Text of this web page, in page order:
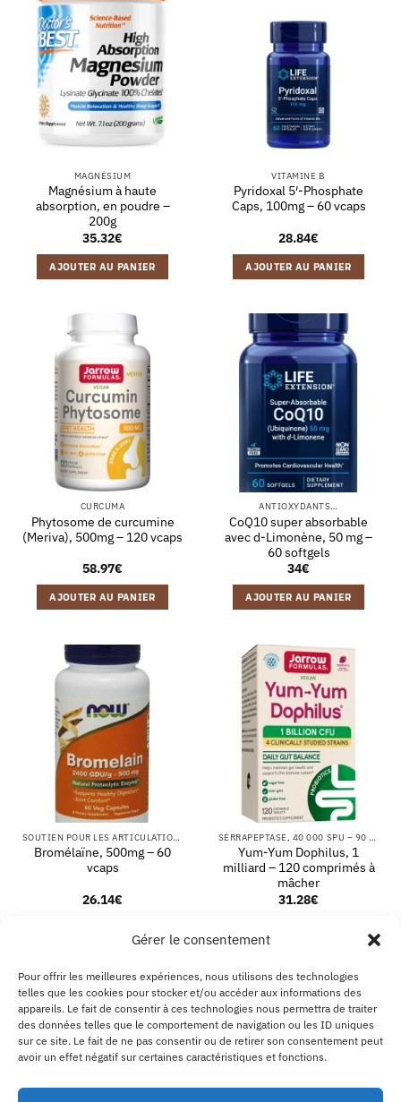
Gérer le consentement
Pour offrir les meilleures expériences, nous utilisons des technologies
telles que les cookies pour stocker et/ou accéder aux informations des
appareils. Le fait de consentir à ces technologies nous permettra de traiter
des données telles que le comportement de navigation ou les ID uniques
sur ce site. Le fait de ne pas consentir ou de retirer son consentement peut
avoir un effet négatif sur certaines caractéristiques et fonctions.
MAGNÉSIUM
Magnésium à haute
absorption, en poudre –
200g
35.32€
AJOUTER AU PANIER
VITAMINE B
Pyridoxal 5′-Phosphate
Caps, 100mg – 60 vcaps
28.84€
AJOUTER AU PANIER
CURCUMA
Phytosome de curcumine
(Meriva), 500mg – 120 vcaps
58.97€
AJOUTER AU PANIER
ANTIOXYDANTS…
CoQ10 super absorbable
avec d-Limonène, 50 mg –
60 softgels
34€
AJOUTER AU PANIER
SOUTIEN POUR LES ARTICULATIONS
Bromélaïne, 500mg – 60
vcaps
26.14€
SÉRRAPEPTASE, 40 000 SPU – 90 GÉLULES VÉGÉTALES
Yum-Yum Dophilus, 1
milliard – 120 comprimés à
mâcher
31.28€
PayPal Visa MasterCard
EXPÉDITION ET RETOURS MENTIONS LÉGALES
CGV
À PROPOS D’ECO SUPPLEMENTS
CONTACTEZ-NOUS